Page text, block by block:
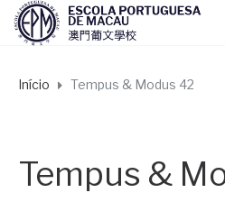
Início Tempus & Modus 42
Tempus &